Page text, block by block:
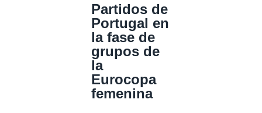
Partidos de
Portugal en
la fase de
grupos de
la
Eurocopa
femenina